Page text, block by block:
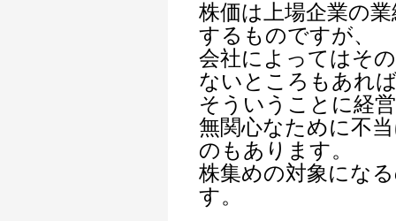
株価は上場企業の
するものですが、
会社によってはそ
ないところもあれ
そういうことに経
無関心なために不
のもあります。
株集めの対象にな
す。